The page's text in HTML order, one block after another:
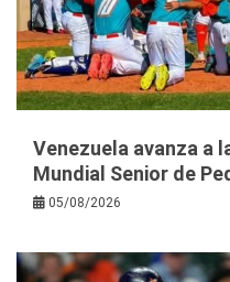
Venezuela avanza a
Mundial Senior de
05/08/2026